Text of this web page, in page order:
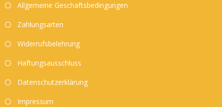
Allgemeine Geschäftsbedingungen
Zahlungsarten
Widerrufsbelehrung
Haftungsausschluss
Datenschutzerklärung
Impressum